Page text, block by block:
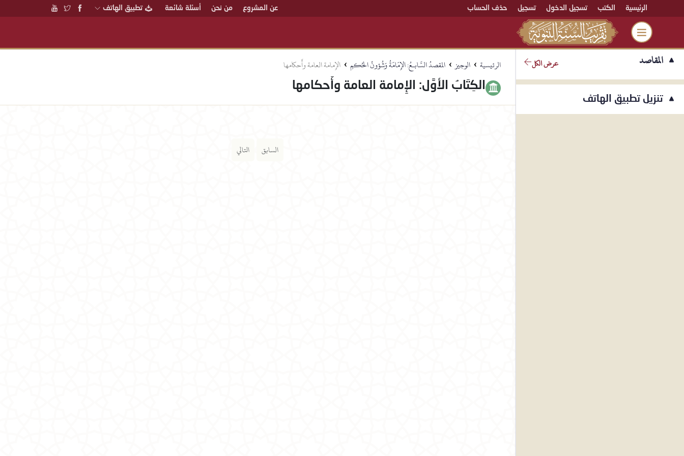
الرئيسية الكتب تسجيل الدخول تسجيل حذف الحساب عن المشروع من نحن أسئلة شائعة تطبيق الهاتف
المقاصد عرض الكل
تنزيل تطبيق الهاتف
الرئيسية › الوجيز › المقصدُ السَّابـعُ: الإِمَامَةُ وَشُؤونُ الحُكمِ › الإِمامة العامة وأَحكامها
الكِتَابُ الأوَّل: الإِمامة العامة وأَحكامها
السابق التالي